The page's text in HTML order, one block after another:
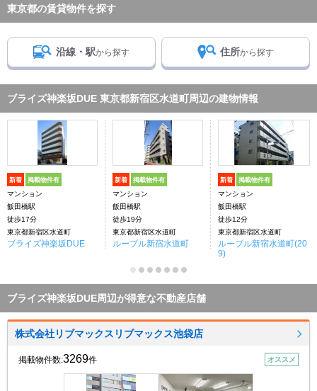
東京都の賃貸物件を探す
沿線・駅から探す 住所から探す
ブライズ神楽坂DUE 東京都新宿区水道町周辺の建物情報
新着 掲載物件有
マンション
飯田橋駅
徒歩17分
東京都新宿区水道町
ブライズ神楽坂DUE
新着 掲載物件有
マンション
飯田橋駅
徒歩19分
東京都新宿区水道町
ルーブル新宿水道町
新着 掲載物件有
マンション
飯田橋駅
徒歩12分
東京都新宿区水道町
ルーブル新宿水道町(20
9)
ブライズ神楽坂DUE周辺が得意な不動産店舗
株式会社リブマックスリブマックス池袋店
掲載物件数:3269件 オススメ